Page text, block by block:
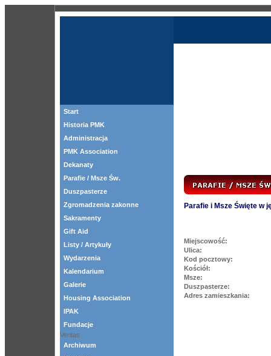
Start
Historia PMK
Administracja
PMK Association
Dekanaty
Parafie / Msze Św.
Duszpasterze
Zgromadzenia zakonne
Sakramenty
Gift Aid
Listy / Artykuły
Wydarzenia
Kalendarium
Galerie
Housing Association
IPAK
Fundacje
Veritas
Archiwum
Parafie i Msze Święte w
Miejscowość:
Ulica:
Kod pocztowy:
Kościół:
Msze:
Duszpasterze:
Adres zamieszkania: